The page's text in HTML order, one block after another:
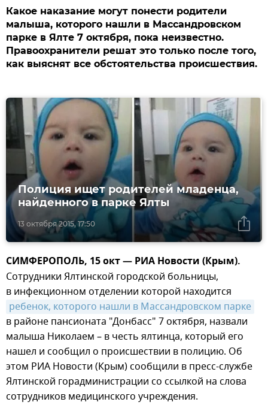
Какое наказание могут понести родители
малыша, которого нашли в Массандровском
парке в Ялте 7 октября, пока неизвестно.
Правоохранители решат это только после того,
как выяснят все обстоятельства происшествия.
13 октября 2015, 17:50
Полиция ищет родителей младенца,
найденного в парке Ялты
СИМФЕРОПОЛЬ, 15 окт — РИА Новости (Крым).
Сотрудники Ялтинской городской больницы,
в инфекционном отделении которой находится
ребенок, которого нашли в Массандровском парке
в районе пансионата "Донбасс" 7 октября, назвали
малыша Николаем – в честь ялтинца, который его
нашел и сообщил о происшествии в полицию. Об
этом РИА Новости (Крым) сообщили в пресс-службе
Ялтинской горадминистрации со ссылкой на слова
сотрудников медицинского учреждения.